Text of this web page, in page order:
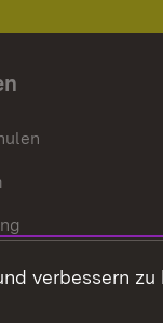
verbessern